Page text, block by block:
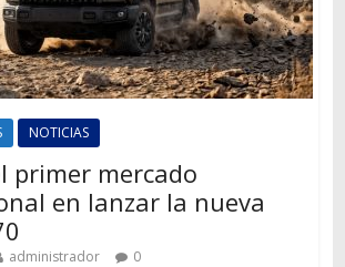
NOTICIAS
primer mercado
en lanzar la nueva
administrador 0